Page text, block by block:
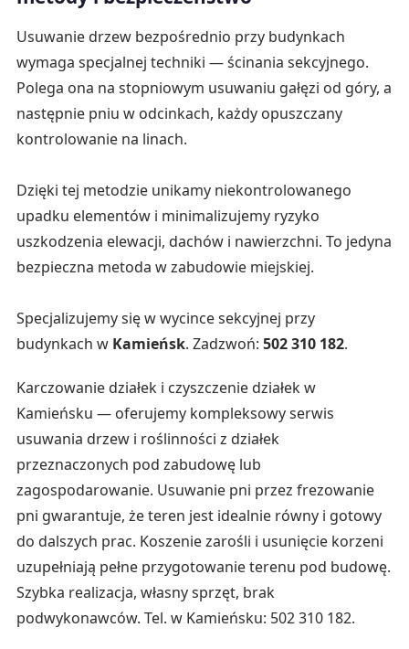
Usuwanie drzew bezpośrednio przy budynkach
wymaga specjalnej techniki — ścinania sekcyjnego.
Polega ona na stopniowym usuwaniu gałęzi od góry, a
następnie pniu w odcinkach, każdy opuszczany
kontrolowanie na linach.
Dzięki tej metodzie unikamy niekontrolowanego
upadku elementów i minimalizujemy ryzyko
uszkodzenia elewacji, dachów i nawierzchni. To jedyna
bezpieczna metoda w zabudowie miejskiej.
Specjalizujemy się w wycince sekcyjnej przy
budynkach w Kamieńsk. Zadzwoń: 502 310 182.
Karczowanie działek i czyszczenie działek w
Kamieńsku — oferujemy kompleksowy serwis
usuwania drzew i roślinności z działek
przeznaczonych pod zabudowę lub
zagospodarowanie. Usuwanie pni przez frezowanie
pni gwarantuje, że teren jest idealnie równy i gotowy
do dalszych prac. Koszenie zarośli i usunięcie korzeni
uzupełniają pełne przygotowanie terenu pod budowę.
Szybka realizacja, własny sprzęt, brak
podwykonawców. Tel. w Kamieńsku: 502 310 182.